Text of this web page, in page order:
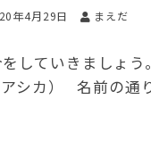
年4月29日 まえだ
していきましょ
シカ） 名前の通